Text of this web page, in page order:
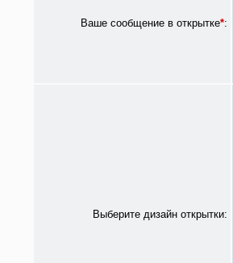
Ваше сообщение в открытке*:
Выберите дизайн открытки: